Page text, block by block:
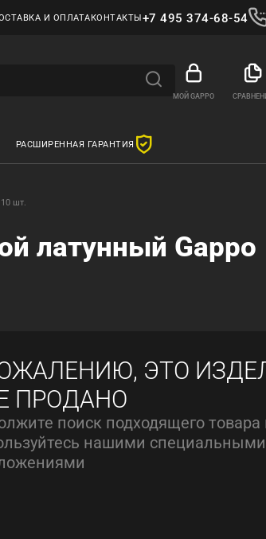
И ОПЛАТАКОНТАКТЫ+7 495 374-68-54
МОЙ GAPPO
РАСШИРЕННАЯ ГАРАНТИЯ
шт.
латунный Gappo
ЭТО
ПРОДАНО
поиск подходящего товара
нашими специальными